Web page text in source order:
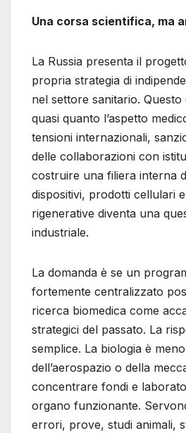
Una corsa scientifica, ma
La Russia presenta il
propria strategia di
nel settore sanitario.
quasi quanto l’aspetto
tensioni internazionali,
delle collaborazioni con
costruire una filiera interna
dispositivi, prodotti cellulari
rigenerative diventa una
industriale.
La domanda è se un
fortemente centralizzato
ricerca biomedica come
strategici del passato. La
semplice. La biologia è
dell’aerospazio o della
concentrare fondi e
organo funzionante.
errori, prove, studi animali,